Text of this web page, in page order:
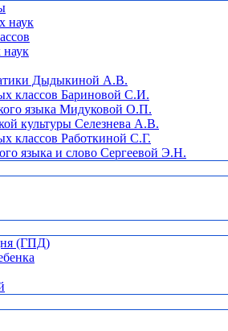
наук
наук
Дыдыкиной А.В.
классов Бариновой С.И.
языка Мидуковой О.П.
культуры Селезнева А.В.
классов Работкиной С.Г.
языка и слово Сергеевой Э.Н.
(ГПД)